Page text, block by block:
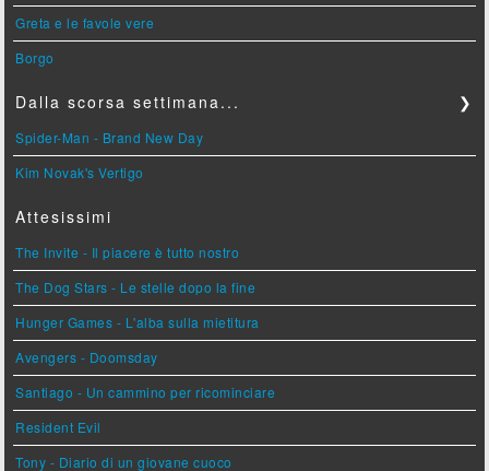
Greta e le favole vere
Borgo
Dalla scorsa settimana... ❯
Spider-Man - Brand New Day
Kim Novak's Vertigo
Attesissimi
The Invite - Il piacere è tutto nostro
The Dog Stars - Le stelle dopo la fine
Hunger Games - L'alba sulla mietitura
Avengers - Doomsday
Santiago - Un cammino per ricominciare
Resident Evil
Tony - Diario di un giovane cuoco